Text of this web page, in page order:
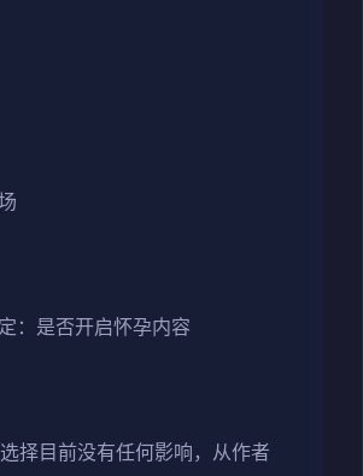
是否开启怀孕内容
目前没有任何影响，从作者